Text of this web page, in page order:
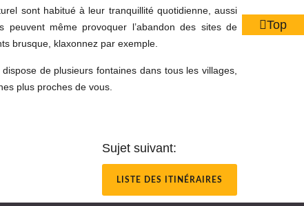
sont habitué à leur tranquillité quotidienne, aussi
même provoquer l’abandon des sites de
brusque, klaxonnez par exemple.
de plusieurs fontaines dans tous les villages,
plus proches de vous.
Sujet suivant:
LISTE DES ITINÉRAIRES
Top